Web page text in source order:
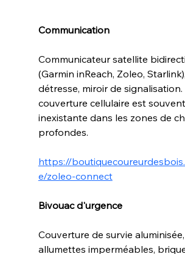
Communication
Communicateur satellite
(Garmin inReach, Zoleo,
détresse, miroir de signalisation.
couverture cellulaire est souvent
inexistante dans les zones de
profondes.
https://
e/zoleo-connect
Bivouac d'urgence
Couverture de survie aluminisée,
allumettes imperméables,